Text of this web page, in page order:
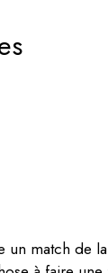
un match de